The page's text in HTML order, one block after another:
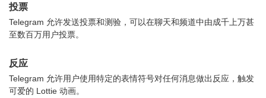
投票
Telegram 允许发送投票和测验，可以在聊天和频道中由成千上万甚
至数百万用户投票。
反应
Telegram 允许用户使用特定的表情符号对任何消息做出反应，触发
可爱的 Lottie 动画。